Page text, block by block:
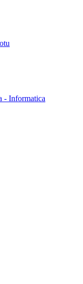
- Informatica